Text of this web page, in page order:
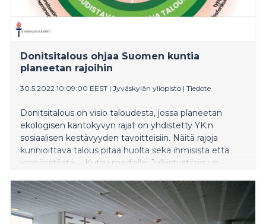
Donitsitalous ohjaa Suomen kuntia
planeetan rajoihin
30.5.2022 10:09:00 EEST | Jyväskylän yliopisto | Tiedote
Donitsitalous on visio taloudesta, jossa planeetan
ekologisen kantokyvyn rajat on yhdistetty YK:n
sosiaalisen kestävyyden tavoitteisiin. Näitä rajoja
kunnioittava talous pitää huolta sekä ihmisistä että
ympäristöstä. – Kutsu medialle: Julkistustilaisuus-